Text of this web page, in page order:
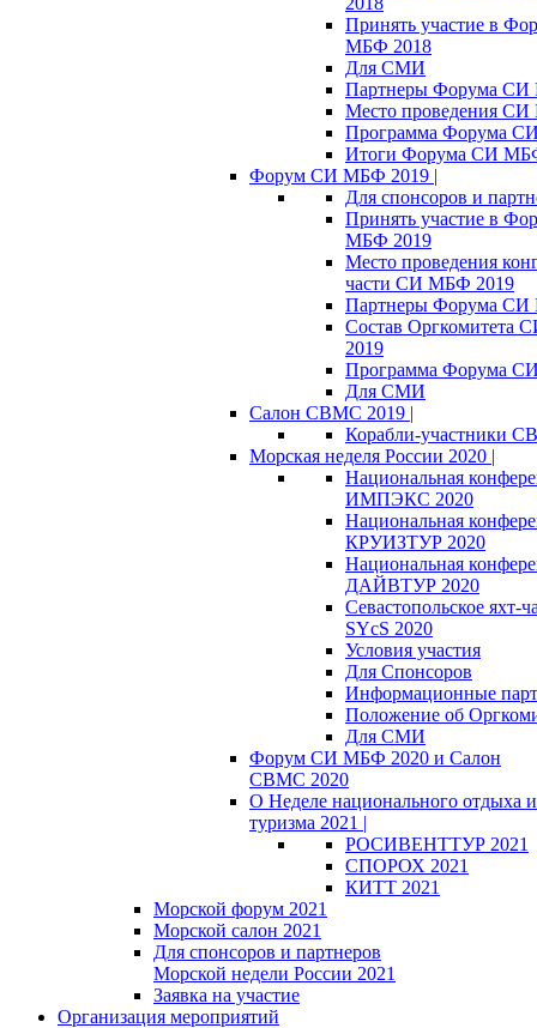
Принять участие в
МБФ 2018
Для СМИ
Партнеры Форума
Место проведения
Программа Форума
Итоги Форума СИ
Форум СИ МБФ 2019 |
Для спонсоров и
Принять участие в
МБФ 2019
Место проведения
части СИ МБФ 2019
Партнеры Форума
Состав Оргкомитета
2019
Программа Форума
Для СМИ
Салон СВМС 2019 |
Корабли-участники
Морская неделя России 2020 |
Национальная
ИМПЭКС 2020
Национальная
КРУИЗТУР 2020
Национальная
ДАЙВТУР 2020
Севастопольское яхт-
SYcS 2020
Условия участия
Для Спонсоров
Информационные
Положение об
Для СМИ
Форум СИ МБФ 2020 и Салон
СВМС 2020
О Неделе национального отдыха и
туризма 2021 |
РОСИВЕНТТУР 2021
СПОРОХ 2021
КИТТ 2021
Морской форум 2021
Морской салон 2021
Для спонсоров и партнеров
Морской недели России 2021
Заявка на участие
Организация мероприятий